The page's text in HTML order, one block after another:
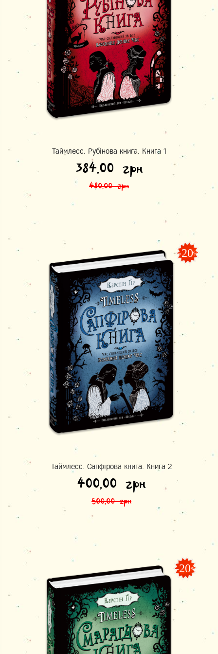
Таймлесс. Рубінова книга. Книга 1
480,00грн
Оригінальна ціна: 480,00 грн.
384,00 грн
Поточна ціна: 384,00 грн.
-20%
Таймлесс. Сапфірова книга. Книга 2
500,00грн
Оригінальна ціна: 500,00 грн.
400,00 грн
Поточна ціна: 400,00 грн.
-20%